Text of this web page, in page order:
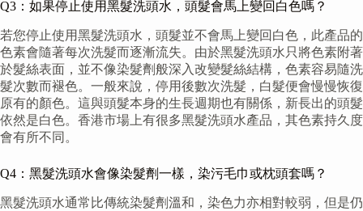
Q3：如果停止使用黑髮洗頭水，頭髮會馬上變回白色嗎？
若您停止使用黑髮洗頭水，頭髮並不會馬上變回白色，此產品的
色素會隨著每次洗髮而逐漸流失。由於黑髮洗頭水只將色素附著
於髮絲表面，並不像染髮劑般深入改變髮絲結構，色素容易隨洗
髮次數而褪色。一般來說，停用後數次洗髮，白髮便會慢慢恢復
原有的顏色。這與頭髮本身的生長週期也有關係，新長出的頭髮
依然是白色。香港市場上有很多黑髮洗頭水產品，其色素持久度
會有所不同。
Q4：黑髮洗頭水會像染髮劑一樣，染污毛巾或枕頭套嗎？
黑髮洗頭水通常比傳統染髮劑溫和，染色力亦相對較弱，但是仍